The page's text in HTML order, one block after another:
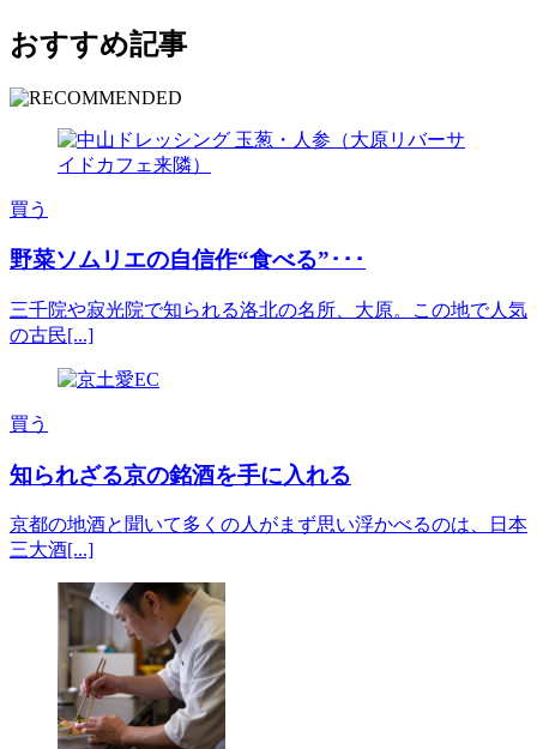
おすすめ記事
買う
野菜ソムリエの自信作“食べる”･･･
三千院や寂光院で知られる洛北の名所、大原。この地で人気
の古民[...]
買う
知られざる京の銘酒を手に入れる
京都の地酒と聞いて多くの人がまず思い浮かべるのは、日本
三大酒[...]